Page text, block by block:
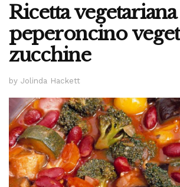
Ricetta
peperoncino
zucchine
by Jolinda Hackett